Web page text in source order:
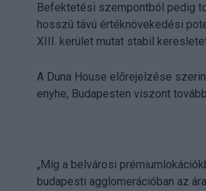
Befektetési szempontból pedig
hosszú távú értéknövekedési
XIII. kerület mutat stabil
A Duna House előrejelzése
enyhe, Budapesten viszont
„Míg a belvárosi
budapesti agglomerációban az